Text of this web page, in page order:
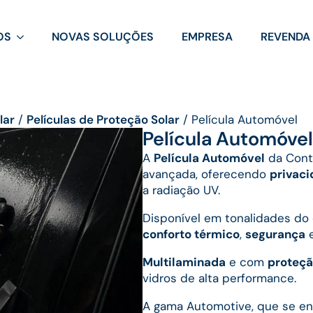
NOVAS SOLUÇÕES EMPRESA REVENDA
/ Películas de Proteção Solar / Película Automóvel
Película Automóvel
A Película Automóvel da
avançada, oferecendo
a radiação UV.
Disponível em tonalidades
conforto térmico, segurança
Multilaminada e com
vidros de alta performance.
A gama Automotive, que se